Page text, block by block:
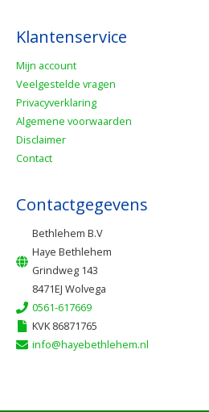
Klantenservice
Mijn account
Veelgestelde vragen
Privacyverklaring
Algemene voorwaarden
Disclaimer
Contact
Contactgegevens
Bethlehem B.V
Haye Bethlehem
Grindweg 143
8471EJ Wolvega
0561-617669
KVK 86871765
info@hayebethlehem.nl